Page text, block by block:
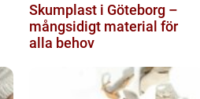
Skumplast i Göteborg –
mångsidigt material för
alla behov